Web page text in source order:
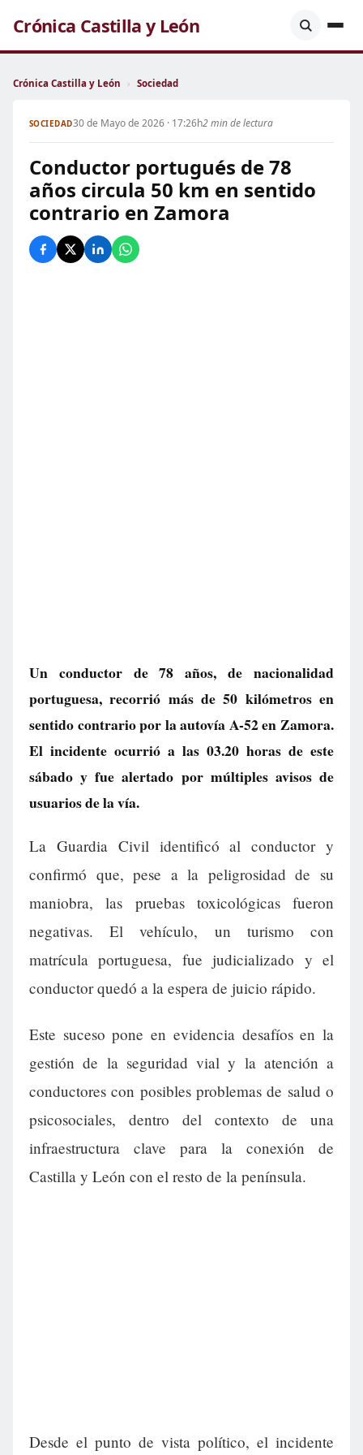
Crónica Castilla y León
Crónica Castilla y León › Sociedad
SOCIEDAD30 de Mayo de 2026 · 17:26h2 min de lectura
Conductor portugués de 78
años circula 50 km en sentido
contrario en Zamora
Un conductor de 78 años, de nacionalidad
portuguesa, recorrió más de 50 kilómetros en
sentido contrario por la autovía A-52 en Zamora.
El incidente ocurrió a las 03.20 horas de este
sábado y fue alertado por múltiples avisos de
usuarios de la vía.
La Guardia Civil identificó al conductor y
confirmó que, pese a la peligrosidad de su
maniobra, las pruebas toxicológicas fueron
negativas. El vehículo, un turismo con
matrícula portuguesa, fue judicializado y el
conductor quedó a la espera de juicio rápido.
Este suceso pone en evidencia desafíos en la
gestión de la seguridad vial y la atención a
conductores con posibles problemas de salud o
psicosociales, dentro del contexto de una
infraestructura clave para la conexión de
Castilla y León con el resto de la península.
Desde el punto de vista político, el incidente